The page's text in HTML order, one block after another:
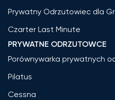
Prywatny Odrzutowiec dla
Czarter Last Minute
PRYWATNE ODRZUTOWCE
Porównywarka prywatnych
Pilatus
Cessna